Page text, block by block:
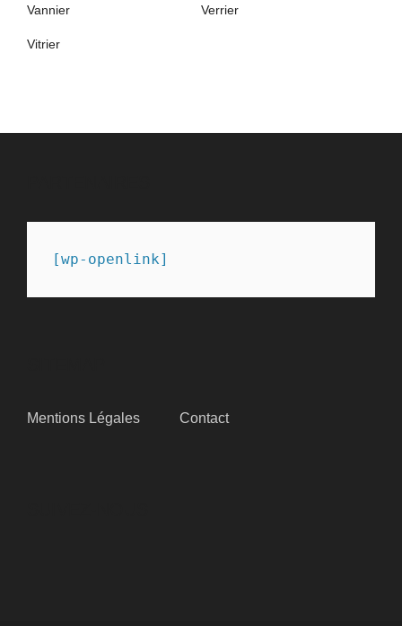
Vannier Verrier
Vitrier
[wp-openlink]
Mentions Légales Contact